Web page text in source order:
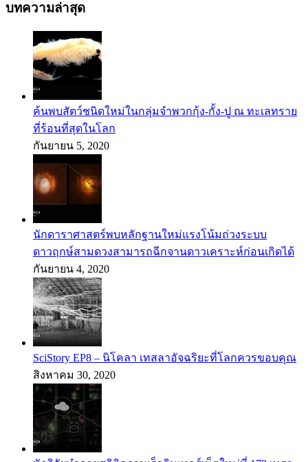
บทความล่าสุด
ค้นพบสัตว์ชนิดใหม่ในกลุ่มจำพวกกุ้ง-กั้ง-ปู ณ ทะเลทราย
ที่ร้อนที่สุดในโลก
กันยายน 5, 2020
นักดาราศาสตร์พบหลักฐานใหม่แรงโน้มถ่วงระบบ
ดาวฤกษ์สามดวงสามารถฉีกจานดาวเคราะห์ก่อนเกิดได้
กันยายน 4, 2020
SciStory EP8 – นิโคลา เทสลาอัจฉริยะที่โลกควรขอบคุณ
สิงหาคม 30, 2020